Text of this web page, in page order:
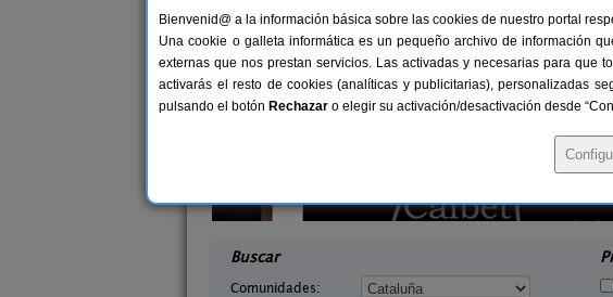
Casas Rurales en La Vilella Alta
25 €
Buscar
Comunidades:
Bienvenid@ a la información básica sobre las cookies de nuestro portal
Una cookie o galleta informática es un pequeño archivo de información
externas que nos prestan servicios. Las activadas y necesarias para que
activarás el resto de cookies (analíticas y publicitarias), personalizadas
pulsando el botón Rechazar o elegir su activación/desactivación desde